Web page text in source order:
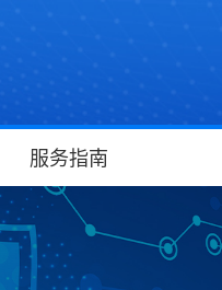
服务指南